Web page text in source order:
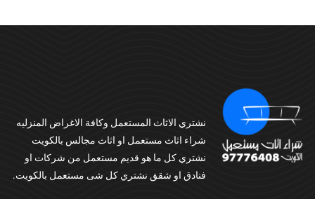
نشتري الاثاث المستعمل وكافة الاغراض المنزليه
شراء اثاث مستعمل او اثاث مجالس بالكويت
نشتري كل ما هو قديم مستعمل من شركات او
فنادق او شقق نشتري كل شى مستعمل بالكويت.